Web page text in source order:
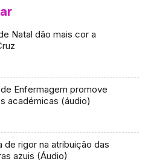
Natal dão mais cor a
Enfermagem promove
académicas (áudio)
de rigor na atribuição das
azuis (Áudio)